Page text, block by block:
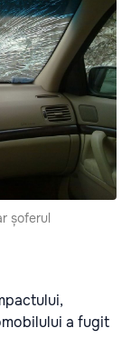
șoferul
a fugit